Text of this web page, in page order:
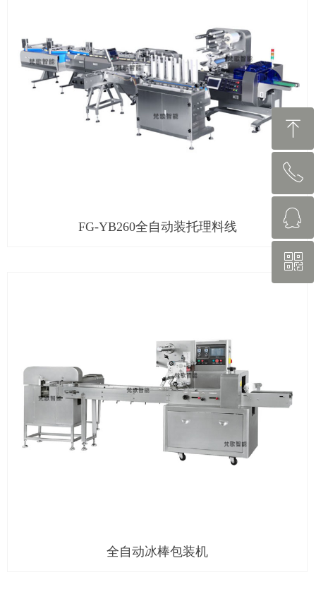
FG-YB260全自动装托理料线
全自动冰棒包装机
ꁸ
回到顶部
ꂅ
13827758987
ꁗ
262407978
ꀥ